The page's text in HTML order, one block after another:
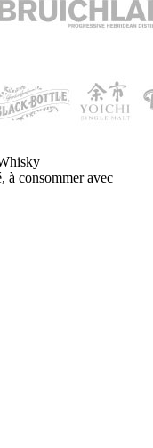
à consommer avec